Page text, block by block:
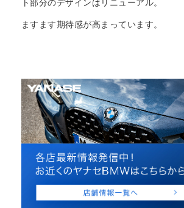
ト部分のデザインはリニューアル。
ますます期待感が高まっています。